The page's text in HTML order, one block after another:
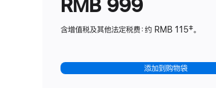
RMB 999
含增值税及其他法定税费：约 RMB 115‡。
添加到购物袋